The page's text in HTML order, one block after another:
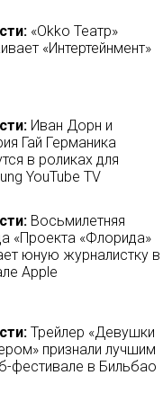
«Okko Театр»
«Интертейнмент»
Иван Дорн и
Гай Германика
в роликах для
YouTube TV
Восьмилетняя
«Проекта «Флорида»
юную журналистку в
Apple
Трейлер «Девушки
признали лучшим
фестивале в Бильбао